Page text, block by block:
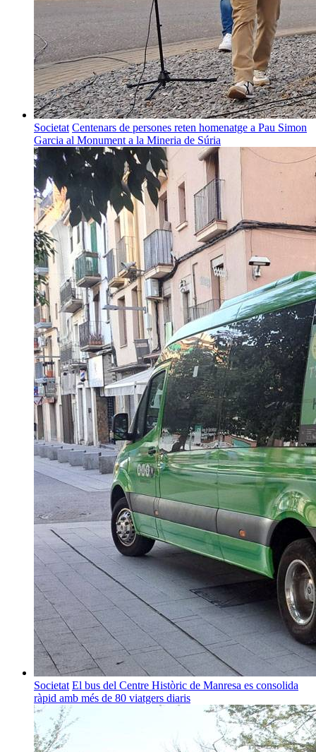
Societat Centenars de persones reten homenatge a Pau Simon
Garcia al Monument a la Mineria de Súria
Societat El bus del Centre Històric de Manresa es consolida
ràpid amb més de 80 viatgers diaris